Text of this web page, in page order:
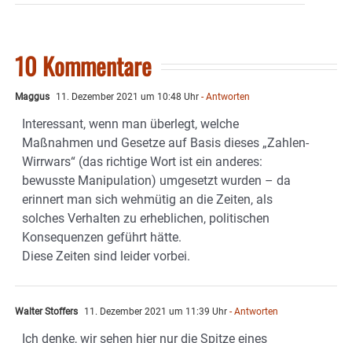
10 Kommentare
Maggus 11. Dezember 2021 um 10:48 Uhr - Antworten
Interessant, wenn man überlegt, welche
Maßnahmen und Gesetze auf Basis dieses „Zahlen-
Wirrwars“ (das richtige Wort ist ein anderes:
bewusste Manipulation) umgesetzt wurden – da
erinnert man sich wehmütig an die Zeiten, als
solches Verhalten zu erheblichen, politischen
Konsequenzen geführt hätte.
Diese Zeiten sind leider vorbei.
Walter Stoffers 11. Dezember 2021 um 11:39 Uhr - Antworten
Ich denke, wir sehen hier nur die Spitze eines